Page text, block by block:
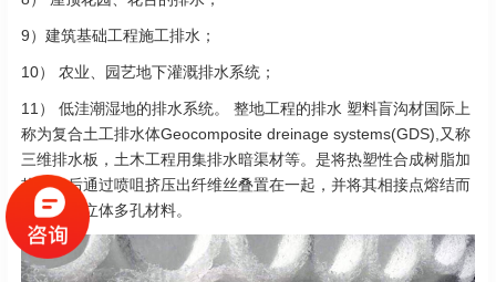
9）建筑基础工程施工排水；
10） 农业、园艺地下灌溉排水系统；
11） 低洼潮湿地的排水系统。 整地工程的排水 塑料盲沟材国际上
称为复合土工排水体Geocomposite dreinage systems(GDS),又称
三维排水板，土木工程用集排水暗渠材等。是将热塑性合成树脂加
热溶化后通过喷咀挤压出纤维丝叠置在一起，并将其相接点熔结而
成的三维立体多孔材料。